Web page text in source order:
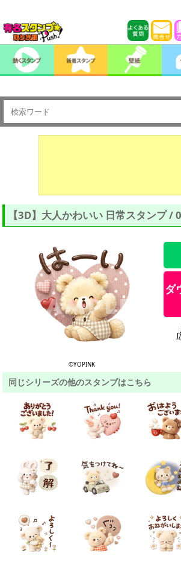
【3D】大人かわいい 日常スタンプ /
©YOPINK
ダ
同じシリーズの他のスタンプはこちら